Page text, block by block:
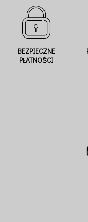
BEZPIECZNE
PŁATNOŚCI